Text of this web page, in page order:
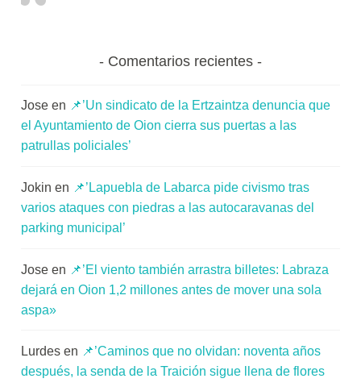
Comentarios recientes
Jose en 📌’Un sindicato de la Ertzaintza denuncia que
el Ayuntamiento de Oion cierra sus puertas a las
patrullas policiales’
Jokin en 📌’Lapuebla de Labarca pide civismo tras
varios ataques con piedras a las autocaravanas del
parking municipal’
Jose en 📌’El viento también arrastra billetes: Labraza
dejará en Oion 1,2 millones antes de mover una sola
aspa»
Lurdes en 📌’Caminos que no olvidan: noventa años
después, la senda de la Traición sigue llena de flores